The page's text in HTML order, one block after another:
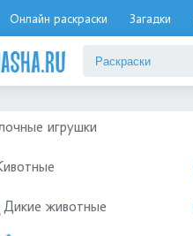
Онлайн раскраски Загадки
игрушки
Дикие животные